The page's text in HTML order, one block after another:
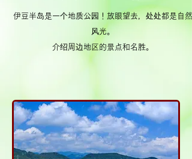
伊豆半岛是一个地质公园！放眼望去，处处都是自然
风光。
介绍周边地区的景点和名胜。